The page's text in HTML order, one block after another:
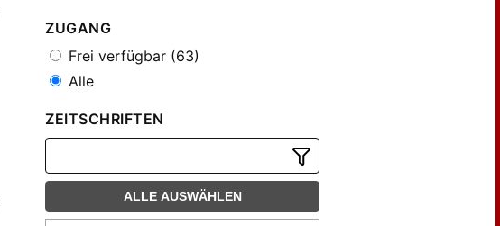
ZUGANG
Frei verfügbar (63)
Alle
ZEITSCHRIFTEN
ALLE AUSWÄHLEN